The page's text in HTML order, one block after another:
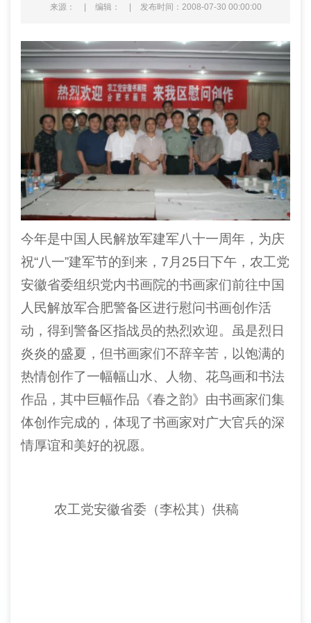
来源： | 编辑： | 发布时间：2008-07-30 00:00:00
今年是中国人民解放军建军八十一周年，为庆
祝“八一”建军节的到来， 7 月 25日下午，农工党
安徽省委组织党内书画院的书画家们前往中国
人民解放军合肥警备区进行慰问书画创作活
动，得到警备区指战员的热烈欢迎。虽是烈日
炎炎的盛夏，但书画家们不辞辛苦，以饱满的
热情创作了一幅幅山水、人物、花鸟画和书法
作品，其中巨幅作品《春之韵》由书画家们集
体创作完成的，体现了书画家对广大官兵的深
情厚谊和美好的祝愿。
农工党安徽省委（李松其）供稿